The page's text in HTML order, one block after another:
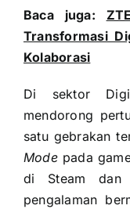
Baca juga:
Transformasi
Kolaborasi
Di sektor
mendorong
satu gebrakan
Modepada
di Steam dan
pengalaman